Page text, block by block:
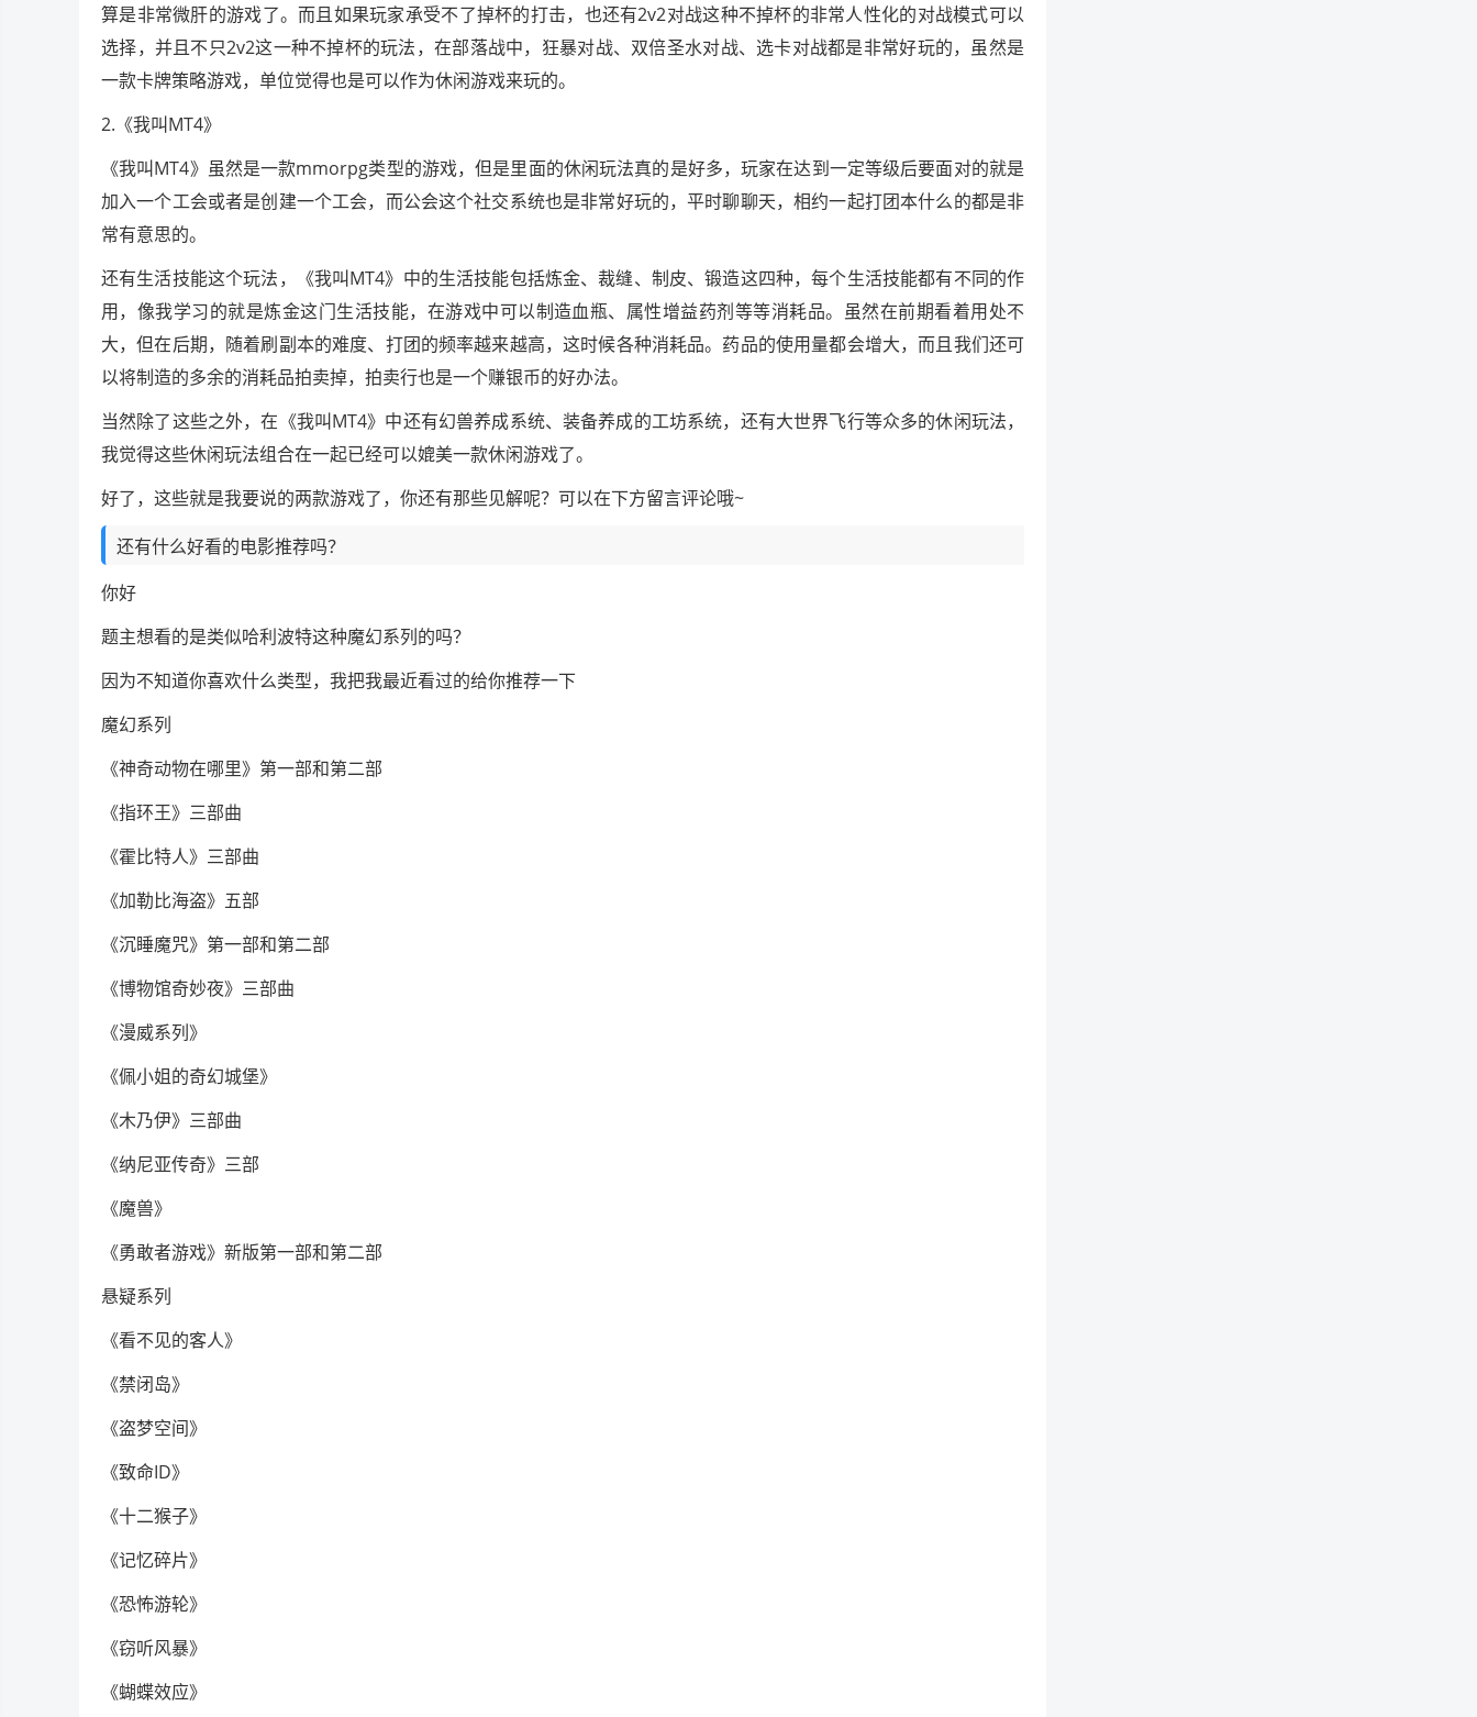
算是非常微肝的游戏了。而且如果玩家承受不了掉杯的打击，也还有2v2对战这种不掉杯的非常人性化的对战模式可以
选择，并且不只2v2这一种不掉杯的玩法，在部落战中，狂暴对战、双倍圣水对战、选卡对战都是非常好玩的，虽然是
一款卡牌策略游戏，单位觉得也是可以作为休闲游戏来玩的。
2.《我叫MT4》
《我叫MT4》虽然是一款mmorpg类型的游戏，但是里面的休闲玩法真的是好多，玩家在达到一定等级后要面对的就是
加入一个工会或者是创建一个工会，而公会这个社交系统也是非常好玩的，平时聊聊天，相约一起打团本什么的都是非
常有意思的。
还有生活技能这个玩法，《我叫MT4》中的生活技能包括炼金、裁缝、制皮、锻造这四种，每个生活技能都有不同的作
用，像我学习的就是炼金这门生活技能，在游戏中可以制造血瓶、属性增益药剂等等消耗品。虽然在前期看着用处不
大，但在后期，随着刷副本的难度、打团的频率越来越高，这时候各种消耗品。药品的使用量都会增大，而且我们还可
以将制造的多余的消耗品拍卖掉，拍卖行也是一个赚银币的好办法。
当然除了这些之外，在《我叫MT4》中还有幻兽养成系统、装备养成的工坊系统，还有大世界飞行等众多的休闲玩法，
我觉得这些休闲玩法组合在一起已经可以媲美一款休闲游戏了。
好了，这些就是我要说的两款游戏了，你还有那些见解呢？可以在下方留言评论哦~
还有什么好看的电影推荐吗？
你好
题主想看的是类似哈利波特这种魔幻系列的吗？
因为不知道你喜欢什么类型，我把我最近看过的给你推荐一下
魔幻系列
《神奇动物在哪里》第一部和第二部
《指环王》三部曲
《霍比特人》三部曲
《加勒比海盗》五部
《沉睡魔咒》第一部和第二部
《博物馆奇妙夜》三部曲
《漫威系列》
《佩小姐的奇幻城堡》
《木乃伊》三部曲
《纳尼亚传奇》三部
《魔兽》
《勇敢者游戏》新版第一部和第二部
悬疑系列
《看不见的客人》
《禁闭岛》
《盗梦空间》
《致命ID》
《十二猴子》
《记忆碎片》
《恐怖游轮》
《窃听风暴》
《蝴蝶效应》